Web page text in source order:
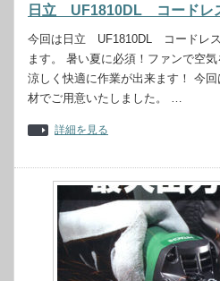
日立 UF1810DL コードレ
今回は日立 UF1810DL コードレス
ます。 暑い夏に必須！ファンで空
涼しく快適に作業が出来ます！ 今
材でご用意いたしました。 …
詳細を見る